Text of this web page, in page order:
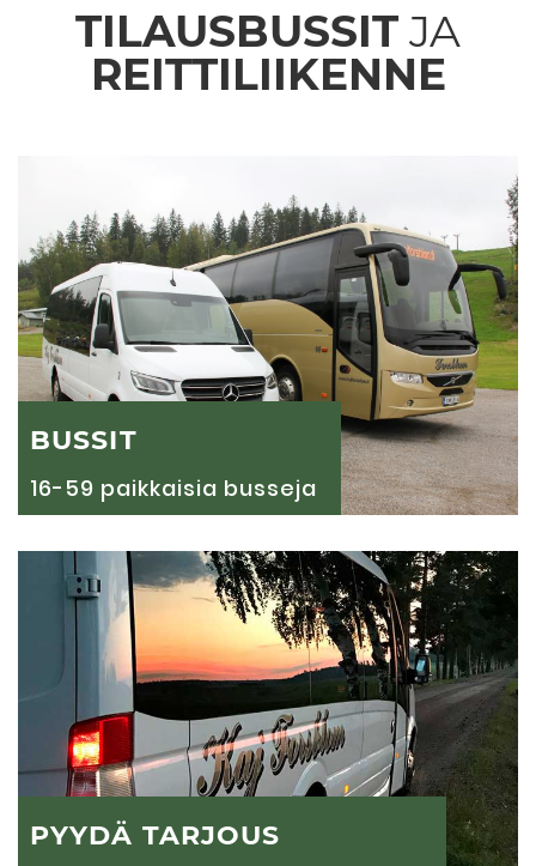
TILAUSBUSSIT JA
REITTILIIKENNE
BUSSIT
16-59 paikkaisia busseja
PYYDÄ TARJOUS